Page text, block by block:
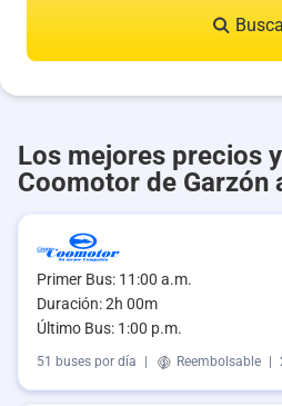
Los mejores precios
Coomotor de Garzón
Primer Bus: 11:00 a.m.
Duración: 2h 00m
Último Bus: 1:00 p.m.
51 buses por día Reembolsable